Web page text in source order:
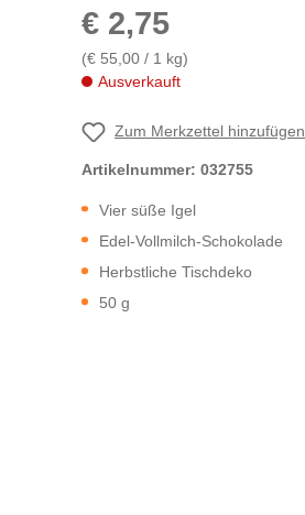
€ 2,75
(€ 55,00 / 1 kg)
Ausverkauft
Zum Merkzettel hinzufügen
Artikelnummer: 032755
Vier süße Igel
Edel-Vollmilch-Schokolade
Herbstliche Tischdeko
50 g